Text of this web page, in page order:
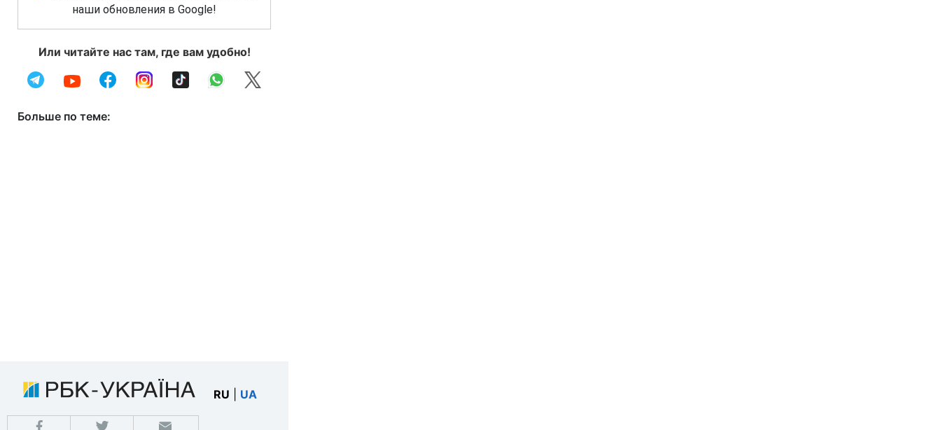
наши обновления в Google!
Или читайте нас там, где вам удобно!
Больше по теме:
RU UA